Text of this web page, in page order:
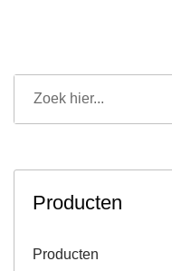
Producten
Producten